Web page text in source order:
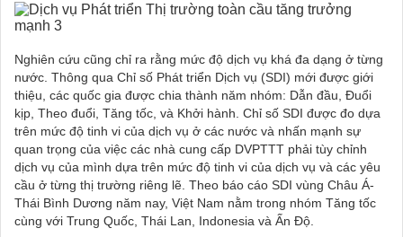
Nghiên cứu cũng chỉ ra rằng mức độ dịch vụ khá đa dạng ở từng
nước. Thông qua Chỉ số Phát triển Dịch vụ (SDI) mới được giới
thiệu, các quốc gia được chia thành năm nhóm: Dẫn đầu, Đuổi
kịp, Theo đuổi, Tăng tốc, và Khởi hành. Chỉ số SDI được đo dựa
trên mức độ tinh vi của dịch vụ ở các nước và nhấn mạnh sự
quan trọng của việc các nhà cung cấp DVPTTT phải tùy chỉnh
dịch vụ của mình dựa trên mức độ tinh vi của dịch vụ và các yêu
cầu ở từng thị trường riêng lẽ. Theo báo cáo SDI vùng Châu Á-
Thái Bình Dương năm nay, Việt Nam nằm trong nhóm Tăng tốc
cùng với Trung Quốc, Thái Lan, Indonesia và Ấn Độ.